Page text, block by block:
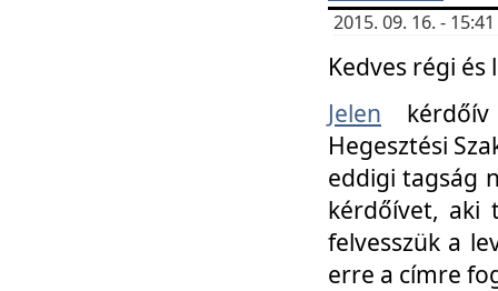
2015. 09. 16. -
Kedves régi
Jelen
Hegesztési
eddigi tagság
kérdőívet, aki
felvesszük a
erre a címre